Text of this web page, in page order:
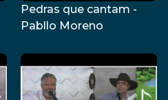
Pedras que cantam -
Pabllo Moreno